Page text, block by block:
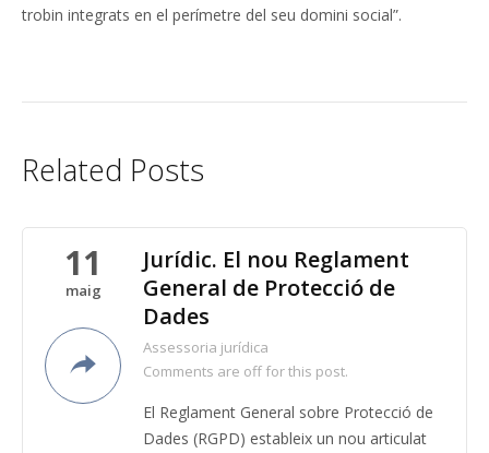
trobin integrats en el perímetre del seu domini social”.
Related Posts
11
maig
Jurídic. El nou Reglament
General de Protecció de
Dades
Assessoria jurídica
Comments are off for this post.
El Reglament General sobre Protecció de
Dades (RGPD) estableix un nou articulat